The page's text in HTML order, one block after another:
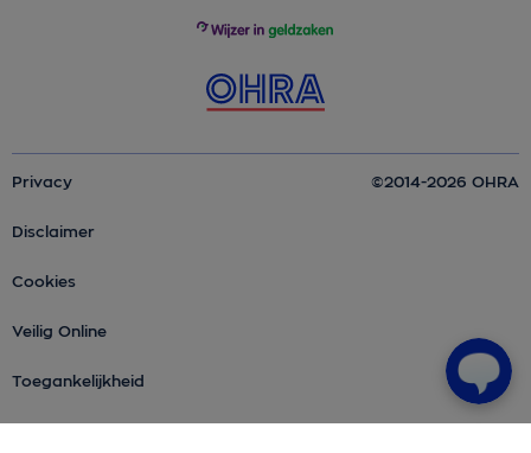
Privacy
Disclaimer
Cookies
Veilig Online
Toegankelijkheid
©2014-2026 OHRA